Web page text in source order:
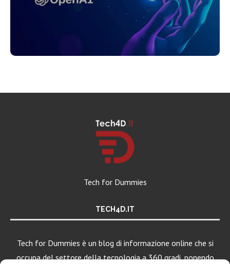
Tech for Dummies
TECH4D.IT
Tech for Dummies è un blog di informazione online che si
occupa del settore della tecnologia a 360 gradi, ponendo